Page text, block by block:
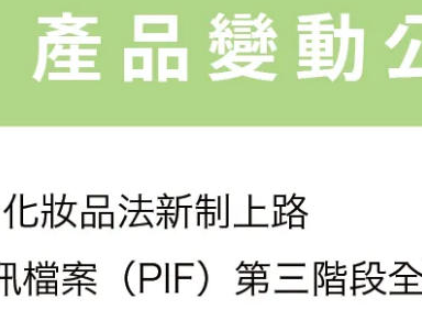
Elna | 2021-11-08
不只幫忙清海廢，光寶還把海廢變成
鍵盤、滑⋯